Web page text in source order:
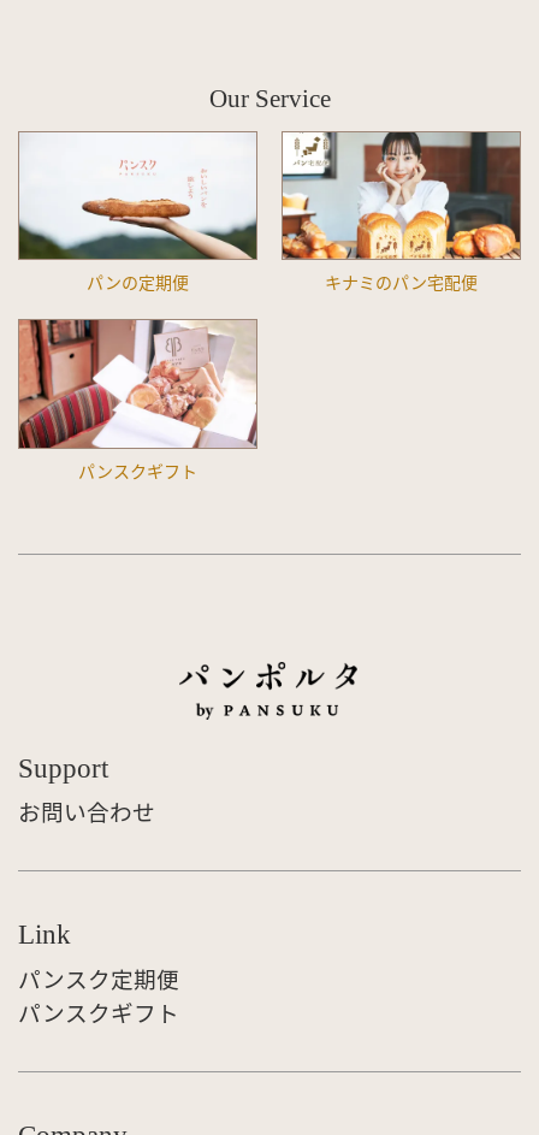
Our Service
パンの定期便 キナミのパン宅配便
パンスクギフト
Support
お問い合わせ
Link
パンスク定期便
パンスクギフト